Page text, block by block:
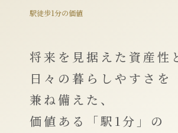
駅徒歩1分の価値
将来を見据えた資産性
日々の暮らしやすさを
兼ね備えた、
価値ある「駅1分」の